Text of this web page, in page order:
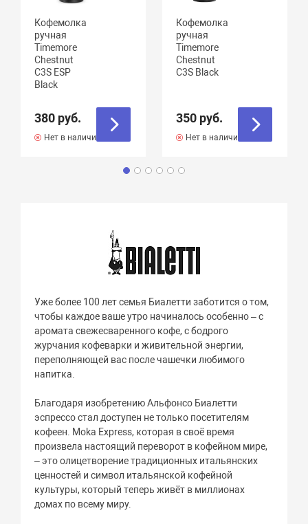
Кофемолка
ручная
Timemore
Chestnut
C3S ESP
Black
380 руб.
Нет в наличии
Кофемолка
ручная
Timemore
Chestnut
C3S Black
350 руб.
Нет в наличии
Уже более 100 лет семья Биалетти заботится о том,
чтобы каждое ваше утро начиналось особенно – с
аромата свежесваренного кофе, с бодрого
журчания кофеварки и живительной энергии,
переполняющей вас после чашечки любимого
напитка.
Благодаря изобретению Альфонсо Биалетти
эспрессо стал доступен не только посетителям
кофеен. Moka Express, которая в своё время
произвела настоящий переворот в кофейном мире,
– это олицетворение традиционных итальянских
ценностей и символ итальянской кофейной
культуры, который теперь живёт в миллионах
домах по всему миру.